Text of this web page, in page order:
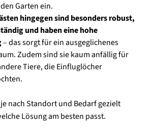
Garten ein.
hingegen sind besonders robust,
und haben eine hohe
– das sorgt für ein ausgeglichenes
Zudem sind sie kaum anfällig für
Tiere, die Einfluglöcher
nach Standort und Bedarf gezielt
Lösung am besten passt.